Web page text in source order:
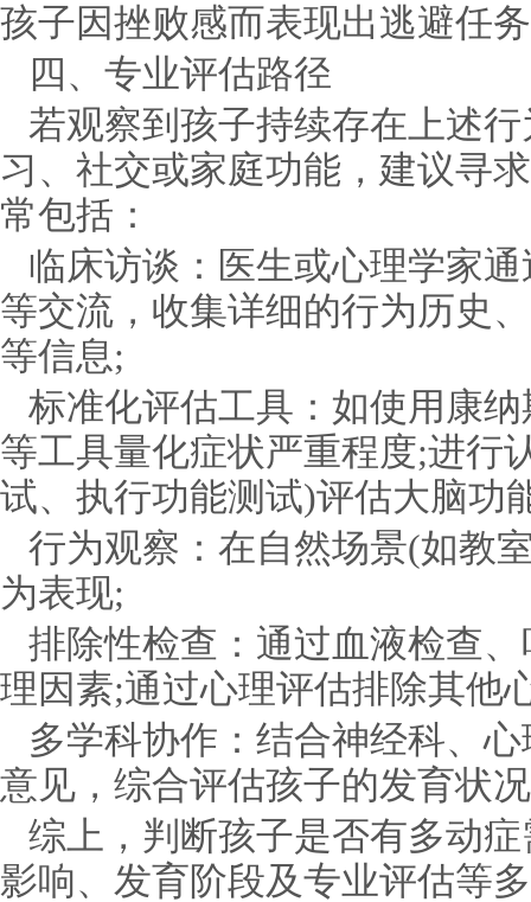
孩子因挫败感而表现出逃避任
四、专业评估路径
若观察到孩子持续存在上述
习、社交或家庭功能，建议寻
常包括：
临床访谈：医生或心理学家
等交流，收集详细的行为历史
等信息;
标准化评估工具：如使用康
等工具量化症状严重程度;进行
试、执行功能测试)评估大脑功
行为观察：在自然场景(如教
为表现;
排除性检查：通过血液检查
理因素;通过心理评估排除其他
多学科协作：结合神经科、
意见，综合评估孩子的发育状
综上，判断孩子是否有多动
影响、发育阶段及专业评估等